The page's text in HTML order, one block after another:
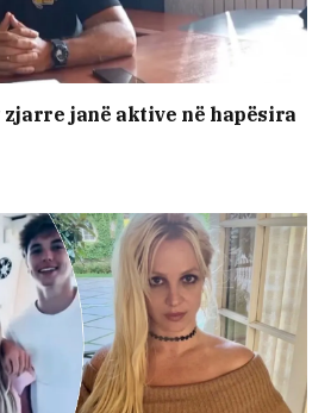
zjarre janë aktive në hapësira